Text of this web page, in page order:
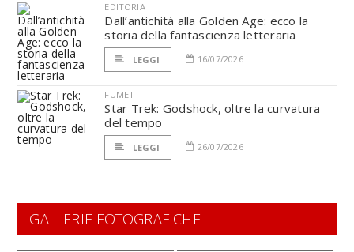
EDITORIA
Dall’antichità alla Golden Age: ecco la
storia della fantascienza letteraria
LEGGI 16/07/2026
FUMETTI
Star Trek: Godshock, oltre la curvatura
del tempo
LEGGI 26/07/2026
GALLERIE FOTOGRAFICHE